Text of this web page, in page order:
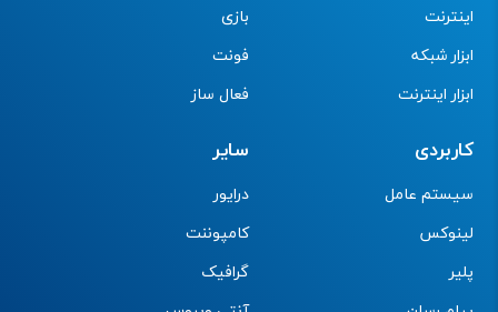
اینترنت
ابزار شبکه
ابزار اینترنت
بازی
فونت
فعال ساز
کاربردی
سیستم عامل
لینوکس
پلیر
سایر
درایور
کامپوننت
گرافیک